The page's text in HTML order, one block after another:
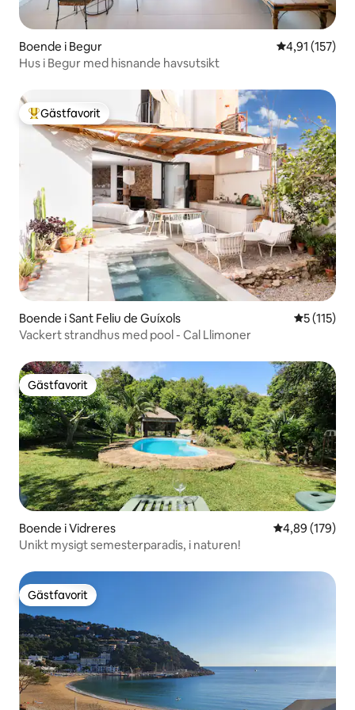
Boende i Begur 4,91 av 5 i
4,91 (157)
Hus i Begur med hisnande havsutsikt
Populär gästfavorit
Gästfavorit
Boende i Sant Feliu de Guíxols 5 av 5 i
5 (115)
Vackert strandhus med pool - Cal Llimoner
Gästfavorit
Gästfavorit
Boende i Vidreres 4,89 av 5 i
4,89 (179)
Unikt mysigt semesterparadis, i naturen!
Gästfavorit
Gästfavorit